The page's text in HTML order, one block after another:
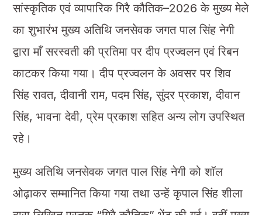
सांस्कृतिक एवं व्यापारिक गिरै कौतिक–2026 के मुख्य मेले
का शुभारंभ मुख्य अतिथि जनसेवक जगत पाल सिंह नेगी
द्वारा माँ सरस्वती की प्रतिमा पर दीप प्रज्वलन एवं रिबन
काटकर किया गया। दीप प्रज्वलन के अवसर पर शिव
सिंह रावत, दीवानी राम, पदम सिंह, सुंदर प्रकाश, दीवान
सिंह, भावना देवी, प्रेम प्रकाश सहित अन्य लोग उपस्थित
रहे।
मुख्य अतिथि जनसेवक जगत पाल सिंह नेगी को शॉल
ओढ़ाकर सम्मानित किया गया तथा उन्हें कृपाल सिंह शीला